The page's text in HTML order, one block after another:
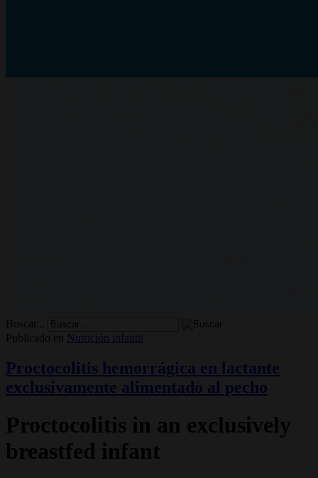
Buscar...
Publicado en
Nutrición infantil
Proctocolitis hemorrágica en lactante
exclusivamente alimentado al pecho
Proctocolitis in an exclusively
breastfed infant